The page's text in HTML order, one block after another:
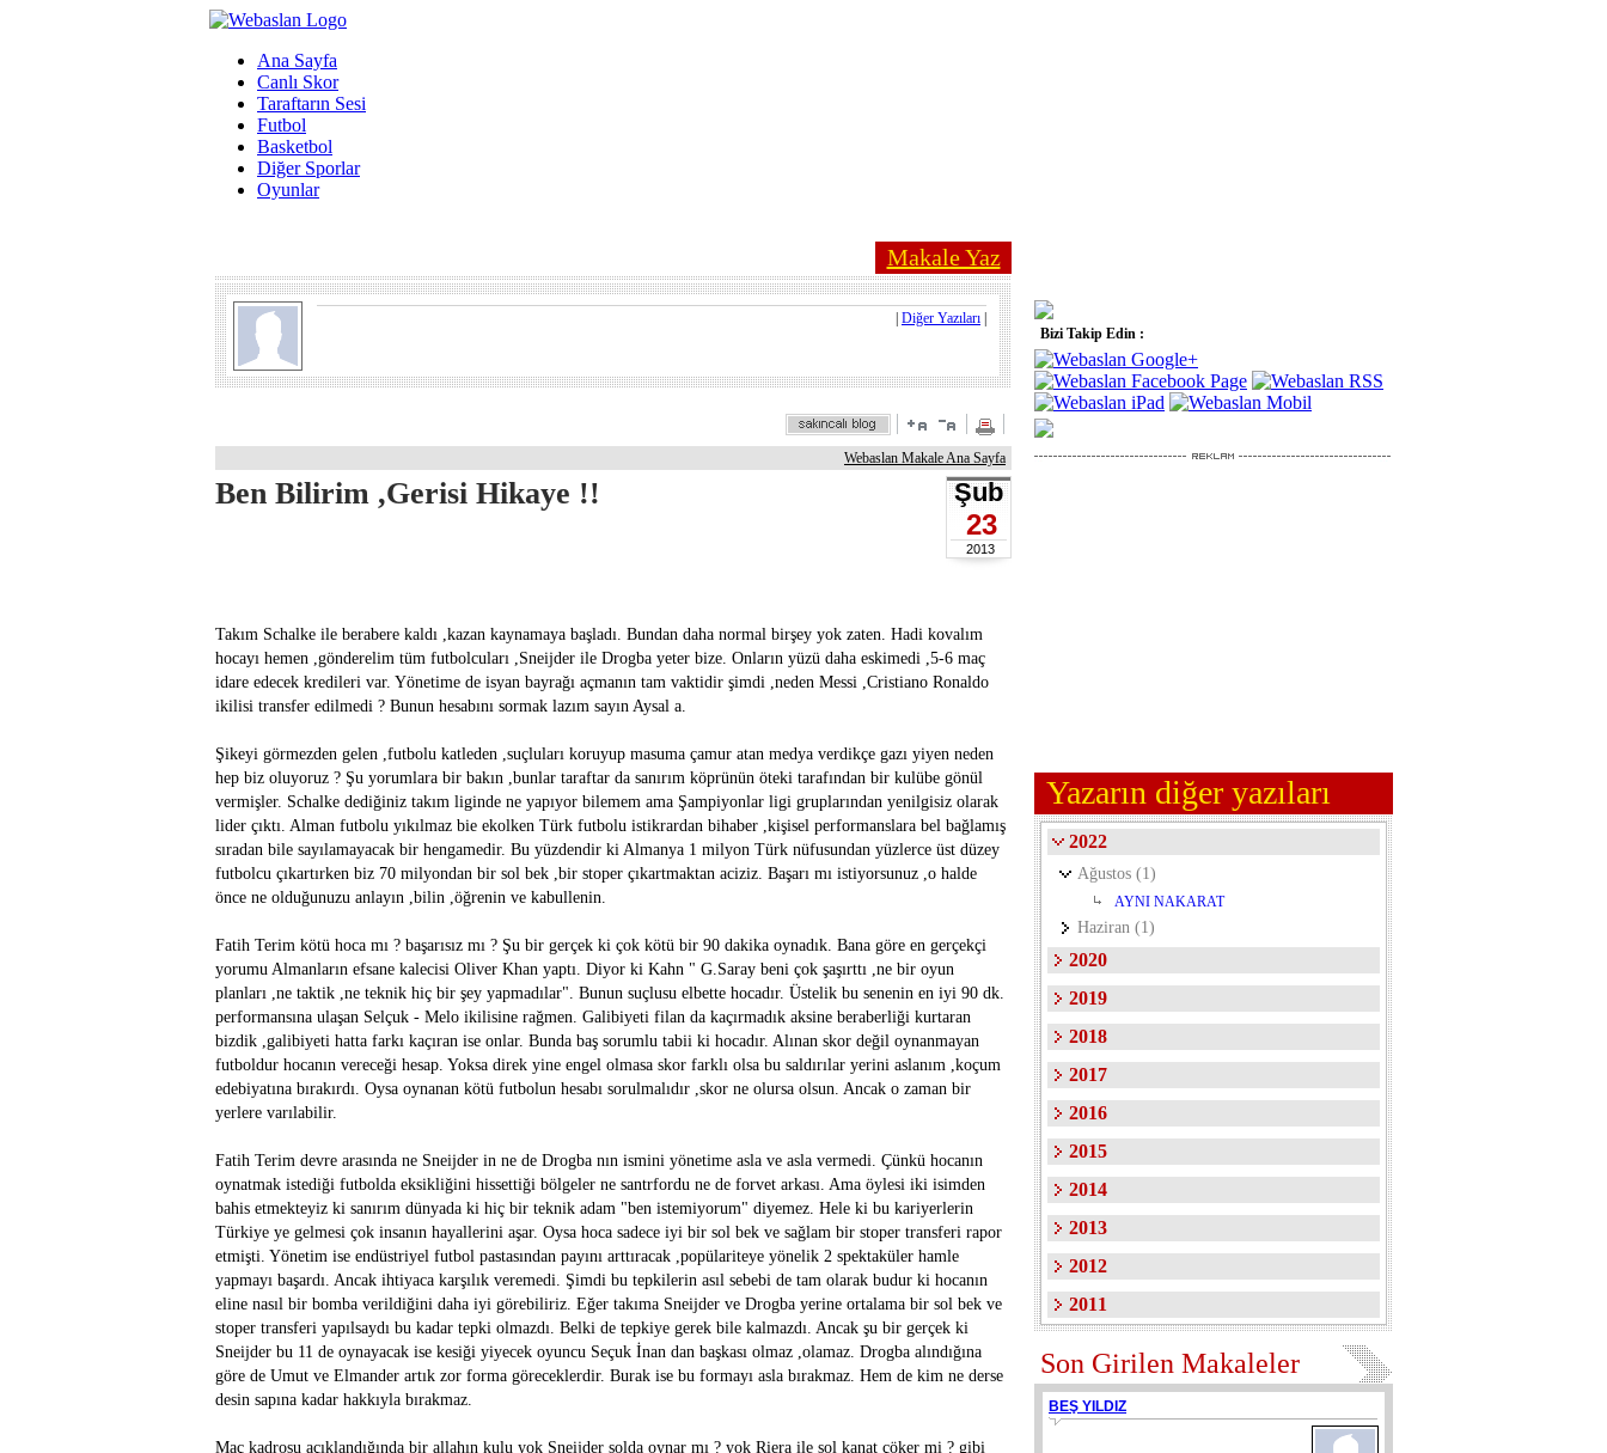
Ana Sayfa
Canlı Skor
Taraftarın Sesi
Futbol
Basketbol
Diğer Sporlar
Oyunlar
Makale Yaz
Diğer Yazıları
Webaslan Makale Ana Sayfa
Ben Bilirim ,Gerisi Hikaye !! Şub
23
2013
Takım Schalke ile berabere kaldı ,kazan kaynamaya başladı. Bundan daha normal birşey yok zaten. Hadi kovalım
hocayı hemen ,gönderelim tüm futbolcuları ,Sneijder ile Drogba yeter bize. Onların yüzü daha eskimedi ,5-6 maç
idare edecek kredileri var. Yönetime de isyan bayrağı açmanın tam vaktidir şimdi ,neden Messi ,Cristiano Ronaldo
ikilisi transfer edilmedi ? Bunun hesabını sormak lazım sayın Aysal a.
Şikeyi görmezden gelen ,futbolu katleden ,suçluları koruyup masuma çamur atan medya verdikçe gazı yiyen neden
hep biz oluyoruz ? Şu yorumlara bir bakın ,bunlar taraftar da sanırım köprünün öteki tarafından bir kulübe gönül
vermişler. Schalke dediğiniz takım liginde ne yapıyor bilemem ama Şampiyonlar ligi gruplarından yenilgisiz olarak
lider çıktı. Alman futbolu yıkılmaz bie ekolken Türk futbolu istikrardan bihaber ,kişisel performanslara bel bağlamış
sıradan bile sayılamayacak bir hengamedir. Bu yüzdendir ki Almanya 1 milyon Türk nüfusundan yüzlerce üst düzey
futbolcu çıkartırken biz 70 milyondan bir sol bek ,bir stoper çıkartmaktan aciziz. Başarı mı istiyorsunuz ,o halde
önce ne olduğunuzu anlayın ,bilin ,öğrenin ve kabullenin.
Fatih Terim kötü hoca mı ? başarısız mı ? Şu bir gerçek ki çok kötü bir 90 dakika oynadık. Bana göre en gerçekçi
yorumu Almanların efsane kalecisi Oliver Khan yaptı. Diyor ki Kahn " G.Saray beni çok şaşırttı ,ne bir oyun
planları ,ne taktik ,ne teknik hiç bir şey yapmadılar". Bunun suçlusu elbette hocadır. Üstelik bu senenin en iyi 90 dk.
performansına ulaşan Selçuk - Melo ikilisine rağmen. Galibiyeti filan da kaçırmadık aksine beraberliği kurtaran
bizdik ,galibiyeti hatta farkı kaçıran ise onlar. Bunda baş sorumlu tabii ki hocadır. Alınan skor değil oynanmayan
futboldur hocanın vereceği hesap. Yoksa direk yine engel olmasa skor farklı olsa bu saldırılar yerini aslanım ,koçum
edebiyatına bırakırdı. Oysa oynanan kötü futbolun hesabı sorulmalıdır ,skor ne olursa olsun. Ancak o zaman bir
yerlere varılabilir.
Fatih Terim devre arasında ne Sneijder in ne de Drogba nın ismini yönetime asla ve asla vermedi. Çünkü hocanın
oynatmak istediği futbolda eksikliğini hissettiği bölgeler ne santrfordu ne de forvet arkası. Ama öylesi iki isimden
bahis etmekteyiz ki sanırım dünyada ki hiç bir teknik adam "ben istemiyorum" diyemez. Hele ki bu kariyerlerin
Türkiye ye gelmesi çok insanın hayallerini aşar. Oysa hoca sadece iyi bir sol bek ve sağlam bir stoper transferi rapor
etmişti. Yönetim ise endüstriyel futbol pastasından payını arttıracak ,popülariteye yönelik 2 spektaküler hamle
yapmayı başardı. Ancak ihtiyaca karşılık veremedi. Şimdi bu tepkilerin asıl sebebi de tam olarak budur ki hocanın
eline nasıl bir bomba verildiğini daha iyi görebiliriz. Eğer takıma Sneijder ve Drogba yerine ortalama bir sol bek ve
stoper transferi yapılsaydı bu kadar tepki olmazdı. Belki de tepkiye gerek bile kalmazdı. Ancak şu bir gerçek ki
Sneijder bu 11 de oynayacak ise kesiği yiyecek oyuncu Seçuk İnan dan başkası olmaz ,olamaz. Drogba alındığına
göre de Umut ve Elmander artık zor forma göreceklerdir. Burak ise bu formayı asla bırakmaz. Hem de kim ne derse
desin sapına kadar hakkıyla bırakmaz.
Maç kadrosu açıklandığında bir allahın kulu yok Sneijder solda oynar mı ? yok Riera ile sol kanat çöker mi ? gibi
Bizi Takip Edin :
Yazarın diğer yazıları
2022
Ağustos (1)
AYNI NAKARAT
Haziran (1)
2020
2019
2018
2017
2016
2015
2014
2013
2012
2011
Son Girilen Makaleler
BEŞ YILDIZ